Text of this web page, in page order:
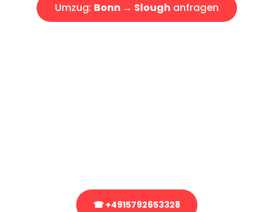
Umzug: Bonn → Slough anfragen
☎ +4915792653328